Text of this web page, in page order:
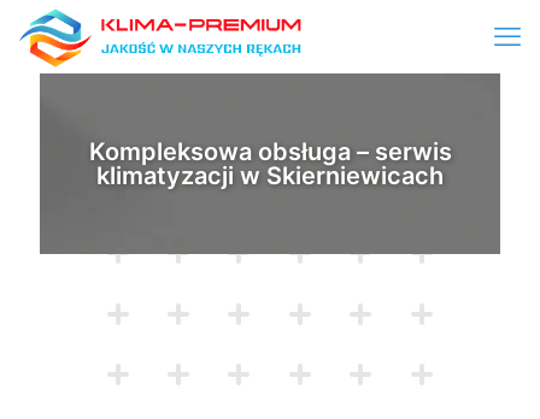
Kompleksowa obsługa – serwis
klimatyzacji w Skierniewicach